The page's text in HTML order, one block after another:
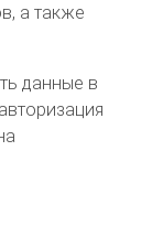
а также
данные в